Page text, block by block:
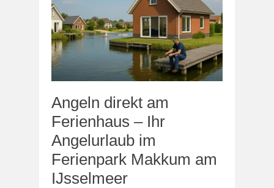
Angeln direkt am
Ferienhaus – Ihr
Angelurlaub im
Ferienpark Makkum am
IJsselmeer